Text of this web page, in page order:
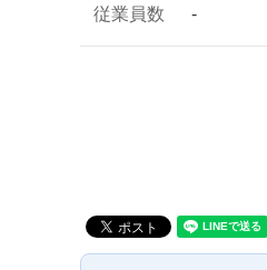
従業員数 -